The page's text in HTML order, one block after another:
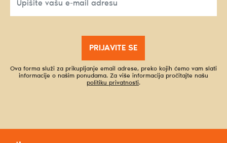
PRIJAVITE SE
Ova forma služi za prikupljanje email adrese, preko kojih ćemo vam slati
informacije o našim ponudama. Za više informacija pročitajte našu
politiku privatnosti.